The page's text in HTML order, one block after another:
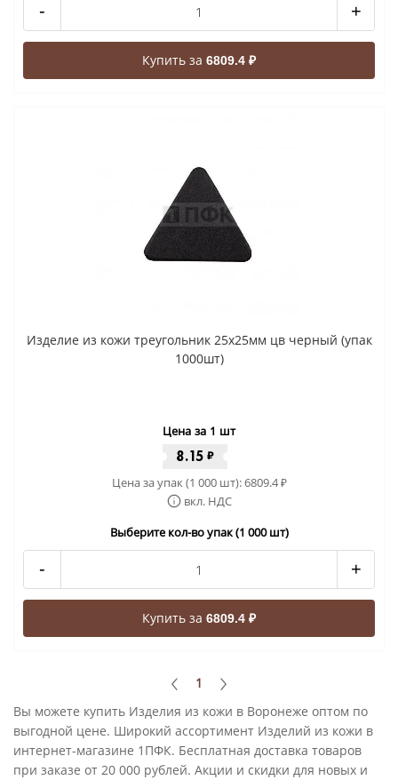
- +
Купить за 6809.4 ₽
Изделие из кожи треугольник 25х25мм цв черный (упак
1000шт)
Цена за 1 шт
8.15 ₽
Цена за упак (1 000 шт):6809.4₽
вкл. НДС
Выберите кол-во упак (1 000 шт)
- +
Купить за 6809.4 ₽
1
Вы можете купить Изделия из кожи в Воронеже оптом по
выгодной цене. Широкий ассортимент Изделий из кожи в
интернет-магазине 1ПФК. Бесплатная доставка товаров
при заказе от 20 000 рублей. Акции и скидки для новых и